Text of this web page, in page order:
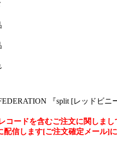
『split [レッドビニ
ードを含むご注文に関しま
信します[ご注文確定メール]